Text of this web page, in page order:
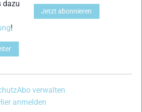
dazu
!
Jetzt abonnieren
Abo verwalten
anmelden